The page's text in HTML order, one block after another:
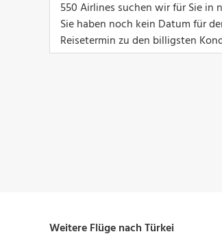
550 Airlines suchen wir für Sie in
Sie haben noch kein Datum für
Reisetermin zu den billigsten
Weitere Flüge nach Türkei